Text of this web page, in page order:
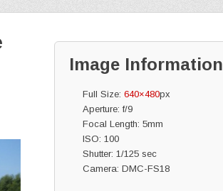
Image Information
Full Size:640×480px
Aperture: f/9
Focal Length: 5mm
ISO: 100
Shutter: 1/125 sec
Camera: DMC-FS18